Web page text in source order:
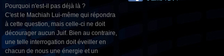
Pourquoi n'est-il pas déjà là ?
C'est le Machiah Lui-même qui répondra
à cette question, mais celle-ci ne doit
décourager aucun Juif. Bien au contraire,
une telle interrogation doit éveiller en
chacun de nous une énergie et un